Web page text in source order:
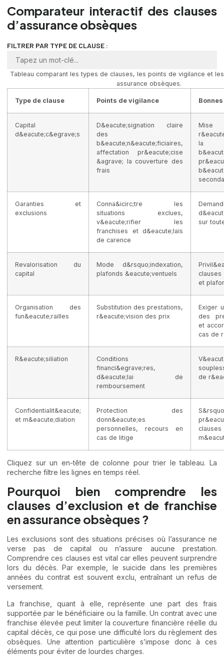
Comparateur interactif des clauses
d’assurance obsèques
FILTRER PAR TYPE DE CLAUSE :
Tableau comparant les types de clauses, les points de vigilance et
assurance obsèques.
Type de clause Points de vigilance
Capital
d&eacute;c&egrave;s
D&eacute;signation claire
des
b&eacute;n&eacute;ficiaires,
affectation pr&eacute;cise
&agrave; la couverture des
frais
Mise
la
Garanties et
exclusions
Conna&icirc;tre les
situations exclues,
v&eacute;rifier les
franchises et d&eacute;lais
de carence
sur
Revalorisation du
capital
Mode d&rsquo;indexation,
plafonds &eacute;ventuels
et
Organisation des
fun&eacute;railles
Substitution des prestations,
r&eacute;vision des prix
Exiger
des
et
cas de
R&eacute;siliation
Conditions
financi&egrave;res,
d&eacute;lai de
remboursement
de
Confidentialit&eacute;
et m&eacute;diation
Protection des
donn&eacute;es
personnelles, recours en
cas de litige
Cliquez sur un en-tête de colonne pour trier le tableau. La
recherche filtre les lignes en temps réel.
Pourquoi bien comprendre les
clauses d’exclusion et de franchise
en assurance obsèques ?
Les exclusions sont des situations précises où l’assurance ne
verse pas de capital ou n’assure aucune prestation.
Comprendre ces clauses est vital car elles peuvent surprendre
lors du décès. Par exemple, le suicide dans les premières
années du contrat est souvent exclu, entraînant un refus de
versement.
La franchise, quant à elle, représente une part des frais
supportée par le bénéficiaire ou la famille. Un contrat avec une
franchise élevée peut limiter la couverture financière réelle du
capital décès, ce qui pose une difficulté lors du règlement des
obsèques. Une attention particulière s’impose donc à ces
éléments pour éviter de lourdes charges.